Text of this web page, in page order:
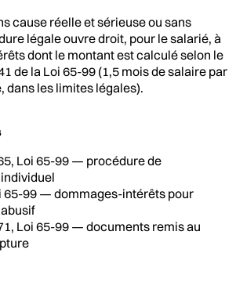
cause réelle et sérieuse ou sans
légale ouvre droit, pour le salarié, à
dont le montant est calculé selon le
de la Loi 65-99 (1,5 mois de salaire par
dans les limites légales).
Loi 65-99 — procédure de
65-99 — dommages-intérêts pour
Loi 65-99 — documents remis au